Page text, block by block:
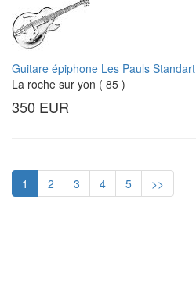
Guitare épiphone Les Pauls Standart
La roche sur yon ( 85 )
350 EUR
1 2 3 4 5 >>